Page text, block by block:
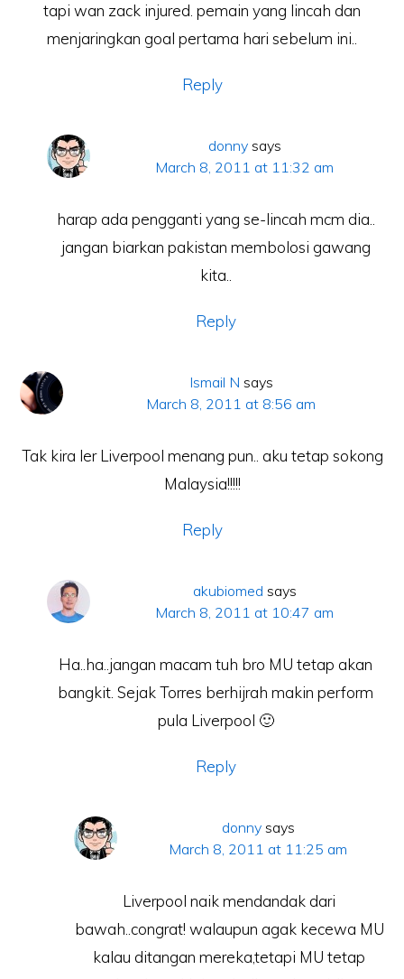
tapi wan zack injured. pemain yang lincah dan
menjaringkan goal pertama hari sebelum ini..
Reply
donny says
March 8, 2011 at 11:32 am
harap ada pengganti yang se-lincah mcm dia..
jangan biarkan pakistan membolosi gawang
kita..
Reply
Ismail N says
March 8, 2011 at 8:56 am
Tak kira ler Liverpool menang pun.. aku tetap sokong
Malaysia!!!!!
Reply
akubiomed says
March 8, 2011 at 10:47 am
Ha..ha..jangan macam tuh bro MU tetap akan
bangkit. Sejak Torres berhijrah makin perform
pula Liverpool 🙂
Reply
donny says
March 8, 2011 at 11:25 am
Liverpool naik mendandak dari
bawah..congrat! walaupun agak kecewa MU
kalau ditangan mereka,tetapi MU tetap